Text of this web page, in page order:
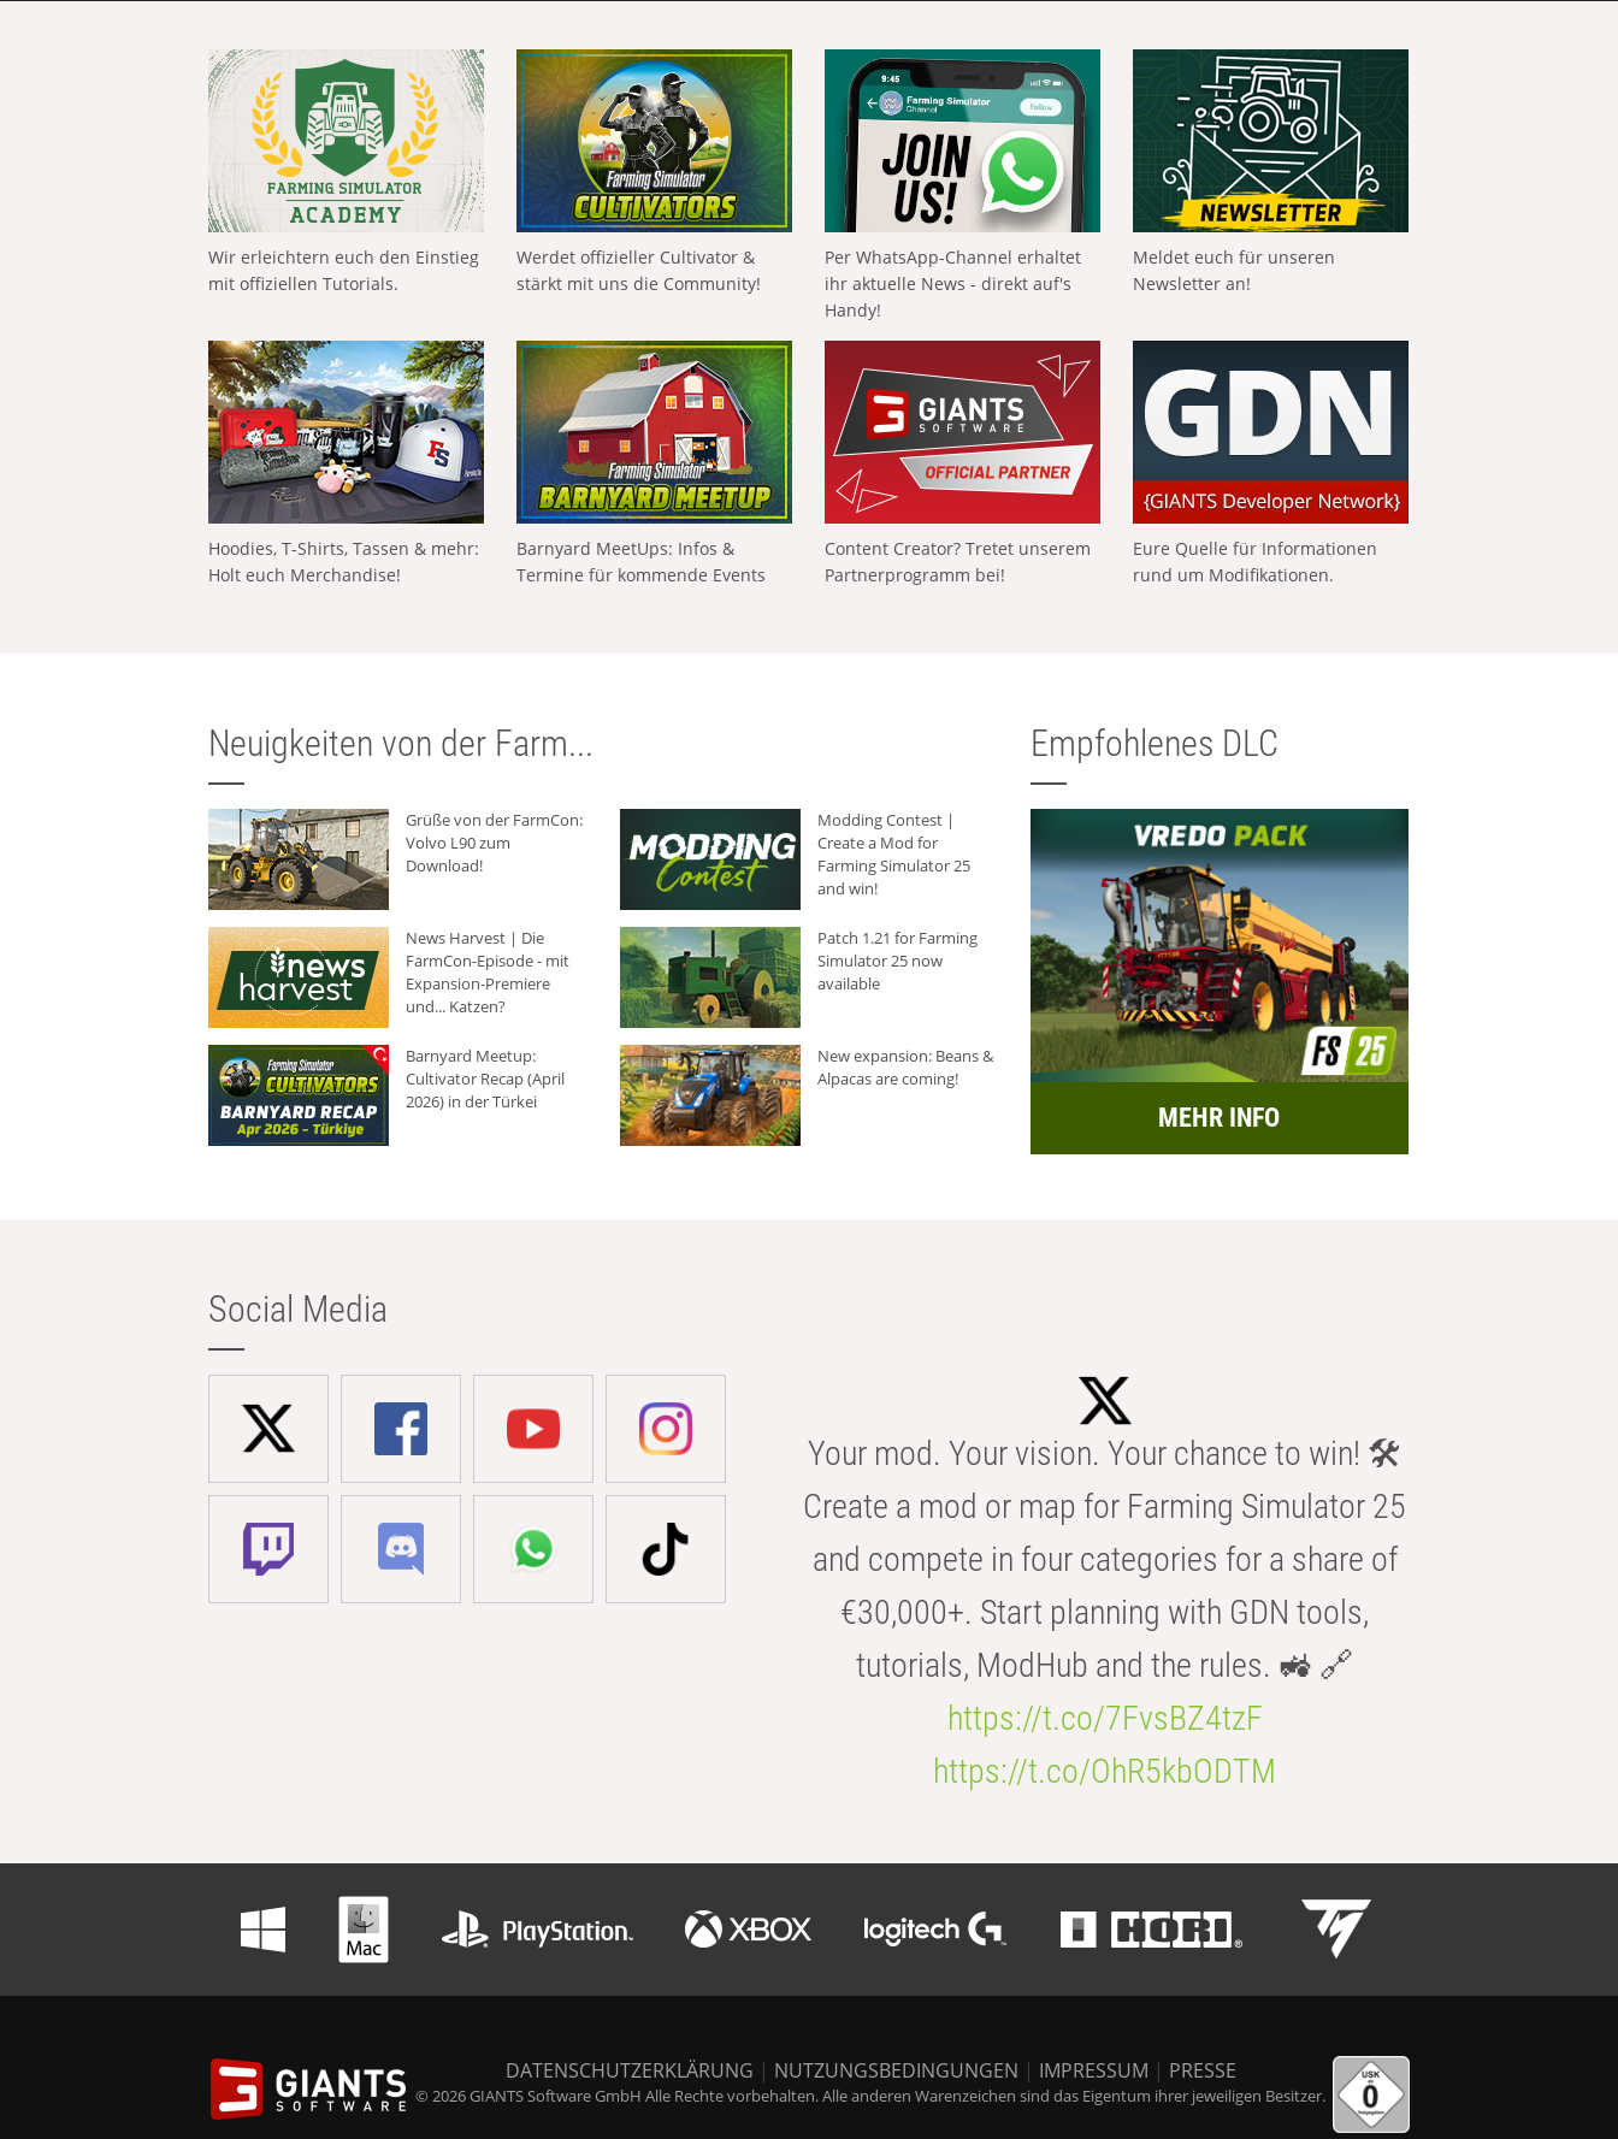
Wir erleichtern euch den Einstieg
mit offiziellen Tutorials.
Werdet offizieller Cultivator &
stärkt mit uns die Community!
Per WhatsApp-Channel erhaltet
ihr aktuelle News - direkt auf's
Handy!
Meldet euch für unseren
Newsletter an!
Hoodies, T-Shirts, Tassen & mehr:
Holt euch Merchandise!
Barnyard MeetUps: Infos &
Termine für kommende Events
Content Creator? Tretet unserem
Partnerprogramm bei!
Eure Quelle für Informationen
rund um Modifikationen.
Neuigkeiten von der Farm...
Grüße von der FarmCon:
Volvo L90 zum
Download!
Modding Contest |
Create a Mod for
Farming Simulator 25
and win!
News Harvest | Die
FarmCon-Episode - mit
Expansion-Premiere
und... Katzen?
Patch 1.21 for Farming
Simulator 25 now
available
Barnyard Meetup:
Cultivator Recap (April
2026) in der Türkei
New expansion: Beans &
Alpacas are coming!
Empfohlenes DLC
MEHR INFO
Social Media
Your mod. Your vision. Your chance to win! 🛠️
Create a mod or map for Farming Simulator 25
and compete in four categories for a share of
€30,000+. Start planning with GDN tools,
tutorials, ModHub and the rules. 🚜 🔗
https://t.co/7FvsBZ4tzF
https://t.co/OhR5kbODTM
DATENSCHUTZERKLÄRUNG | NUTZUNGSBEDINGUNGEN | IMPRESSUM | PRESSE
© 2026 GIANTS Software GmbH Alle Rechte vorbehalten. Alle anderen Warenzeichen sind das Eigentum ihrer jeweiligen Besitzer.